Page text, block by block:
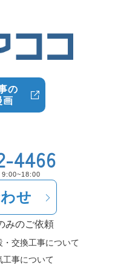
の
画
4466
9:00~18:00
せ
みのご依頼
・交換工事について
工事について